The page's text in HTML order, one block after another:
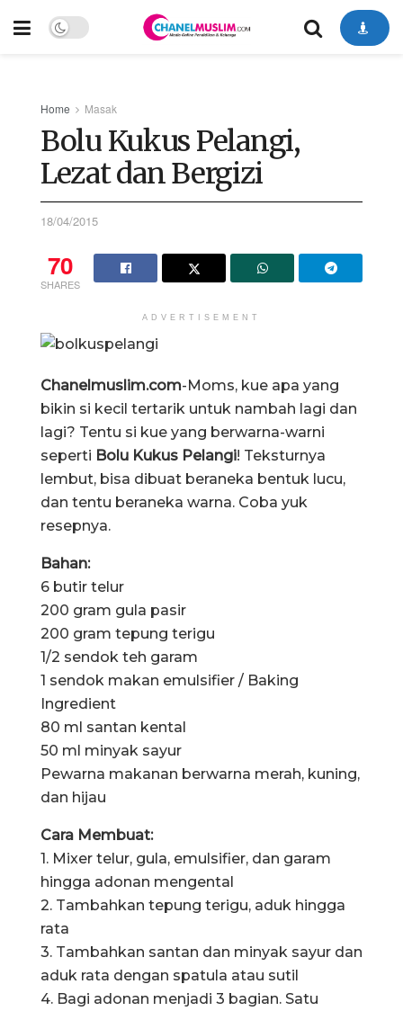
Home Masak
Bolu Kukus Pelangi,
Lezat dan Bergizi
18/04/2015
70
SHARES
ADVERTISEMENT
Chanelmuslim.com-Moms, kue apa yang
bikin si kecil tertarik untuk nambah lagi dan
lagi? Tentu si kue yang berwarna-warni
seperti Bolu Kukus Pelangi! Teksturnya
lembut, bisa dibuat beraneka bentuk lucu,
dan tentu beraneka warna. Coba yuk
resepnya.
Bahan:
6 butir telur
200 gram gula pasir
200 gram tepung terigu
1/2 sendok teh garam
1 sendok makan emulsifier / Baking
Ingredient
80 ml santan kental
50 ml minyak sayur
Pewarna makanan berwarna merah, kuning,
dan hijau
Cara Membuat:
1. Mixer telur, gula, emulsifier, dan garam
hingga adonan mengental
2. Tambahkan tepung terigu, aduk hingga
rata
3. Tambahkan santan dan minyak sayur dan
aduk rata dengan spatula atau sutil
4. Bagi adonan menjadi 3 bagian. Satu